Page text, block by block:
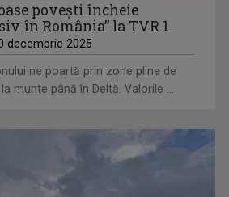
poveşti încheie
în România” la TVR 1
decembrie 2025
ne poartă prin zone pline de
munte până în Deltă. Valorile ...